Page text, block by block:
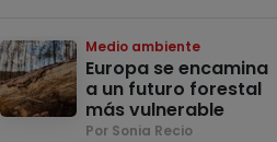
Medio ambiente
Europa se encamina
a un futuro forestal
más vulnerable
Por Sonia Recio